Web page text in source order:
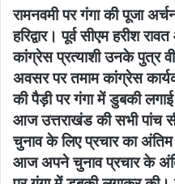
रामनवमी पर गंगा की पूजा
हरिद्वार। पूर्व सीएम हरीश
कांग्रेस प्रत्याशी उनके पुत्र
अवसर पर तमाम कांग्रेस
की पैड़ी पर गंगा में डुबकी
आज उत्तराखंड की सभी पांच
चुनाव के लिए प्रचार का अंतिम
आज अपने चुनाव प्रचार के